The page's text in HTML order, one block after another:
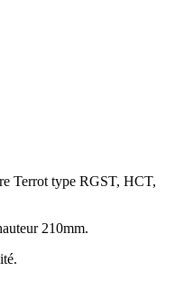
Terrot type RGST, HCT,
210mm.